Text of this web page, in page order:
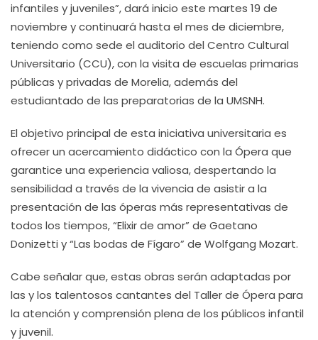
infantiles y juveniles”, dará inicio este martes 19 de
noviembre y continuará hasta el mes de diciembre,
teniendo como sede el auditorio del Centro Cultural
Universitario (CCU), con la visita de escuelas primarias
públicas y privadas de Morelia, además del
estudiantado de las preparatorias de la UMSNH.
El objetivo principal de esta iniciativa universitaria es
ofrecer un acercamiento didáctico con la Ópera que
garantice una experiencia valiosa, despertando la
sensibilidad a través de la vivencia de asistir a la
presentación de las óperas más representativas de
todos los tiempos, “Elixir de amor” de Gaetano
Donizetti y “Las bodas de Fígaro” de Wolfgang Mozart.
Cabe señalar que, estas obras serán adaptadas por
las y los talentosos cantantes del Taller de Ópera para
la atención y comprensión plena de los públicos infantil
y juvenil.